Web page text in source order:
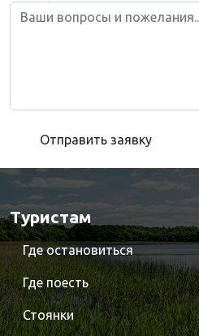
Отправить заявку
Туристам
Где остановиться
Где поесть
Стоянки